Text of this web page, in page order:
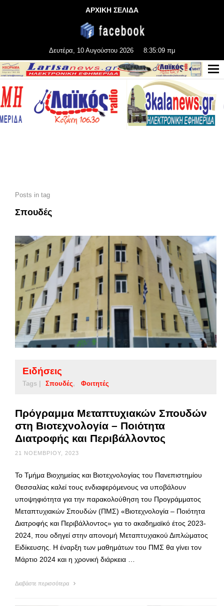
ΑΡΧΙΚΗ ΣΕΛΙΔΑ
Δευτέρα, 10 Αυγούστου 2026 8:35:11 πμ
Posts in tag
Σπουδές
Ειδήσεις
Tags | Σπουδές Φοιτητές
Πρόγραμμα Μεταπτυχιακών Σπουδών
στη Βιοτεχνολογία – Ποιότητα
Διατροφής και Περιβάλλοντος
21 ΝΟΕΜΒΡΊΟΥ, 2023
Το Τμήμα Βιοχημείας και Βιοτεχνολογίας του Πανεπιστημίου
Θεσσαλίας καλεί τους ενδιαφερόμενους να υποβάλουν
υποψηφιότητα για την παρακολούθηση του Προγράμματος
Μεταπτυχιακών Σπουδών (ΠΜΣ) «Βιοτεχνολογία – Ποιότητα
Διατροφής και Περιβάλλοντος» για το ακαδημαϊκό έτος 2023-
2024, που οδηγεί στην απονομή Μεταπτυχιακού Διπλώματος
Ειδίκευσης. Η έναρξη των μαθημάτων του ΠΜΣ θα γίνει τον
Μάρτιο 2024 και η χρονική διάρκεια …
Διαβάστε περισσότερα